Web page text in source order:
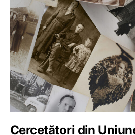
Cercetători din